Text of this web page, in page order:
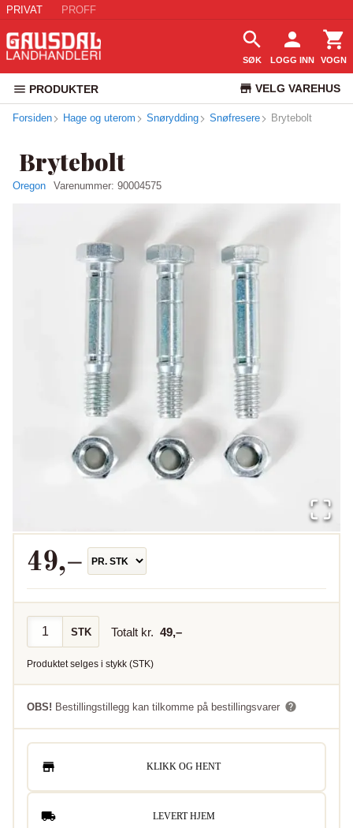
PRIVAT PROFF
SØK LOGG INN VOGN
PRODUKTER VELG VAREHUS
KUNDESERVICE
Forsiden Hage og uterom Snørydding Snøfresere Brytebolt
Brytebolt
Oregon Varenummer: 90004575
49,–
STK Totalt kr. 49,–
Produktet selges i stykk (STK)
OBS! Bestillingstillegg kan tilkomme på bestillingsvarer
KLIKK OG HENT
LEVERT HJEM